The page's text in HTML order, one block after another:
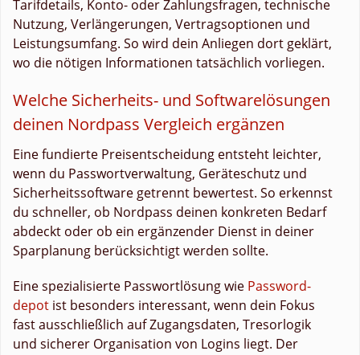
Tarifdetails, Konto- oder Zahlungsfragen, technische
Nutzung, Verlängerungen, Vertragsoptionen und
Leistungsumfang. So wird dein Anliegen dort geklärt,
wo die nötigen Informationen tatsächlich vorliegen.
Welche Sicherheits- und Softwarelösungen
deinen Nordpass Vergleich ergänzen
Eine fundierte Preisentscheidung entsteht leichter,
wenn du Passwortverwaltung, Geräteschutz und
Sicherheitssoftware getrennt bewertest. So erkennst
du schneller, ob Nordpass deinen konkreten Bedarf
abdeckt oder ob ein ergänzender Dienst in deiner
Sparplanung berücksichtigt werden sollte.
Eine spezialisierte Passwortlösung wie Password-
depot ist besonders interessant, wenn dein Fokus
fast ausschließlich auf Zugangsdaten, Tresorlogik
und sicherer Organisation von Logins liegt. Der